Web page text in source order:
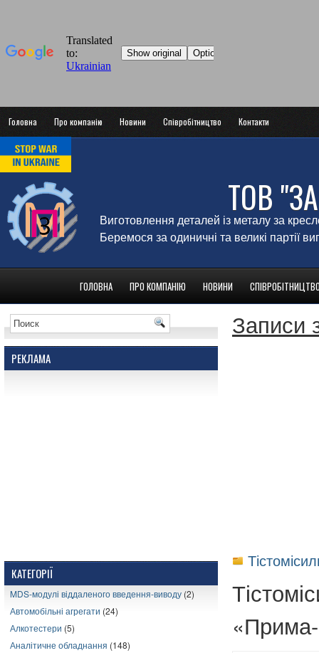
Головна Про компанію Новини Співробітництво Контакти
ТОВ
Виготовлення деталей із металу за
Беремося за одиничні та великі партії
ГОЛОВНА ПРО КОМПАНІЮ НОВИНИ
РЕКЛАМА
КАТЕГОРІЇ
MDS-модулі віддаленого введення-виводу (2)
Автомобільні агрегати (24)
Алкотестери (5)
Аналітичне обладнання (148)
Записи